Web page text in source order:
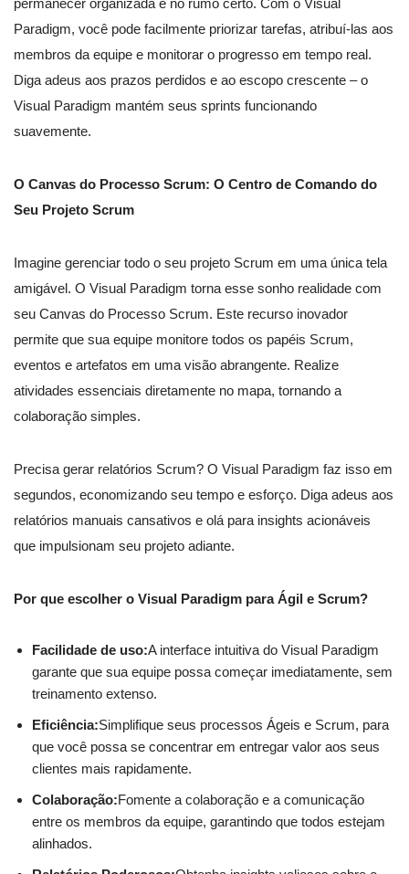
Paradigm, você pode facilmente priorizar tarefas, atribuí-las aos
membros da equipe e monitorar o progresso em tempo real.
Diga adeus aos prazos perdidos e ao escopo crescente – o
Visual Paradigm mantém seus sprints funcionando
suavemente.
O Canvas do Processo Scrum: O Centro de Comando do
Seu Projeto Scrum
Imagine gerenciar todo o seu projeto Scrum em uma única tela
amigável. O Visual Paradigm torna esse sonho realidade com
seu Canvas do Processo Scrum. Este recurso inovador
permite que sua equipe monitore todos os papéis Scrum,
eventos e artefatos em uma visão abrangente. Realize
atividades essenciais diretamente no mapa, tornando a
colaboração simples.
Precisa gerar relatórios Scrum? O Visual Paradigm faz isso em
segundos, economizando seu tempo e esforço. Diga adeus aos
relatórios manuais cansativos e olá para insights acionáveis
que impulsionam seu projeto adiante.
Por que escolher o Visual Paradigm para Ágil e Scrum?
Facilidade de uso:A interface intuitiva do Visual Paradigm
garante que sua equipe possa começar imediatamente, sem
treinamento extenso.
Eficiência:Simplifique seus processos Ágeis e Scrum, para
que você possa se concentrar em entregar valor aos seus
clientes mais rapidamente.
Colaboração:Fomente a colaboração e a comunicação
entre os membros da equipe, garantindo que todos estejam
alinhados.